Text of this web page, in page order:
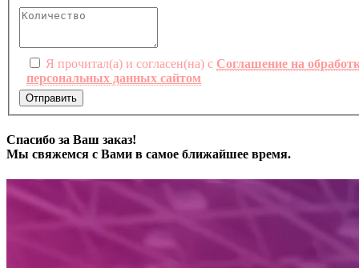
Я прочитал(а) и согласен(на) с Соглашение на
персональных данных сайтом
Отправить
Спасибо за Ваш заказ!
Мы свяжемся с Вами в самое ближайшее время.